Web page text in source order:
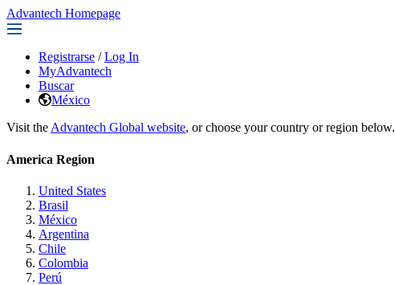
Advantech Homepage
Registrarse / Log In
MyAdvantech
Buscar
México
Visit the Advantech Global website, or choose your country or region below.
America Region
United States
Brasil
México
Argentina
Chile
Colombia
Perú